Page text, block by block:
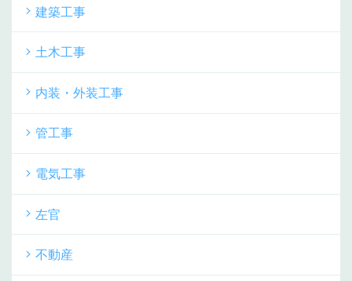
建築工事
土木工事
内装・外装工事
管工事
電気工事
左官
不動産